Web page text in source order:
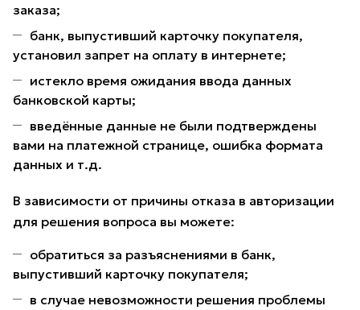
заказа;
банк, выпустивший карточку покупателя,
установил запрет на оплату в интернете;
истекло время ожидания ввода данных
банковской карты;
введённые данные не были подтверждены
вами на платежной странице, ошибка формата
данных и т.д.
В зависимости от причины отказа в авторизации
для решения вопроса вы можете:
обратиться за разъяснениями в банк,
выпустивший карточку покупателя;
в случае невозможности решения проблемы